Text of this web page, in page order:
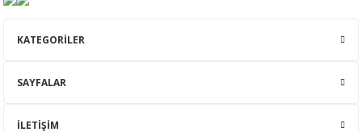
KATEGORİLER
SAYFALAR
İLETİŞİM